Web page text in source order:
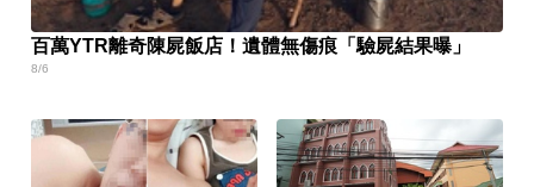
百萬YTR離奇陳屍飯店！遺體無傷痕「驗屍結果曝」
8/6